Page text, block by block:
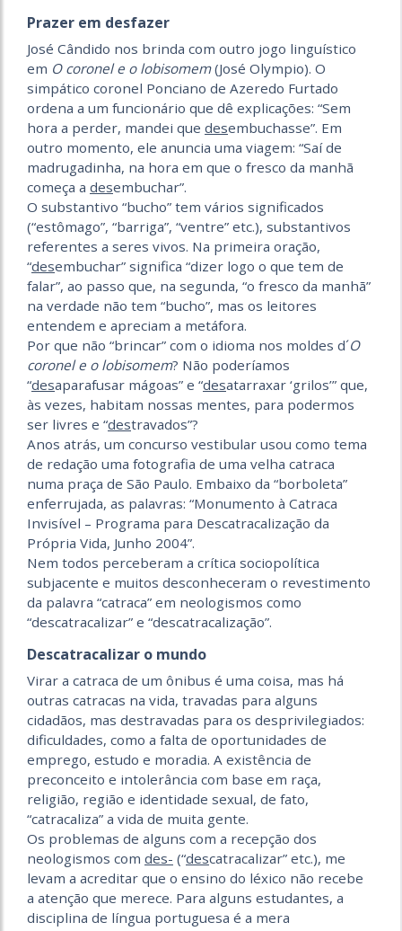
Prazer em desfazer
José Cândido nos brinda com outro jogo linguístico
em O coronel e o lobisomem(José Olympio). O
simpático coronel Ponciano de Azeredo Furtado
ordena a um funcionário que dê explicações: “Sem
hora a perder, mandei que desembuchasse”. Em
outro momento, ele anuncia uma viagem: “Saí de
madrugadinha, na hora em que o fresco da manhã
começa a desembuchar”.
O substantivo “bucho” tem vários significados
(“estômago”, “barriga”, “ventre” etc.), substantivos
referentes a seres vivos. Na primeira oração,
“desembuchar” significa “dizer logo o que tem de
falar”, ao passo que, na segunda, “o fresco da manhã”
na verdade não tem “bucho”, mas os leitores
entendem e apreciam a metáfora.
Por que não “brincar” com o idioma nos moldes d´O
coronel e o lobisomem? Não poderíamos
“desaparafusar mágoas” e “desatarraxar ‘grilos’” que,
às vezes, habitam nossas mentes, para podermos
ser livres e “destravados”?
Anos atrás, um concurso vestibular usou como tema
de redação uma fotografia de uma velha catraca
numa praça de São Paulo. Embaixo da “borboleta”
enferrujada, as palavras: “Monumento à Catraca
Invisível – Programa para Descatracalização da
Própria Vida, Junho 2004”.
Nem todos perceberam a crítica sociopolítica
subjacente e muitos desconheceram o revestimento
da palavra “catraca” em neologismos como
“descatracalizar” e “descatracalização”.
Descatracalizar o mundo
Virar a catraca de um ônibus é uma coisa, mas há
outras catracas na vida, travadas para alguns
cidadãos, mas destravadas para os desprivilegiados:
dificuldades, como a falta de oportunidades de
emprego, estudo e moradia. A existência de
preconceito e intolerância com base em raça,
religião, região e identidade sexual, de fato,
“catracaliza” a vida de muita gente.
Os problemas de alguns com a recepção dos
neologismos com des- (“descatracalizar” etc.), me
levam a acreditar que o ensino do léxico não recebe
a atenção que merece. Para alguns estudantes, a
disciplina de língua portuguesa é a mera